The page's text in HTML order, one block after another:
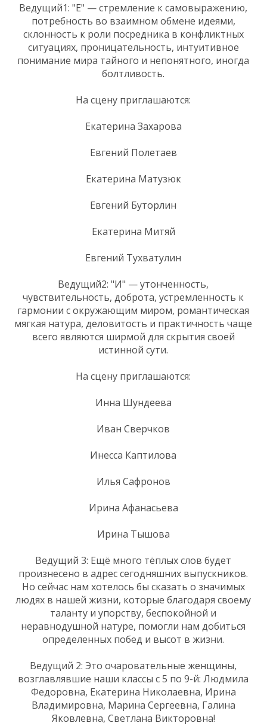
Ведущий1: "Е" — стремление к самовыражению,
потребность во взаимном обмене идеями,
склонность к роли посредника в конфликтных
ситуациях, проницательность, интуитивное
понимание мира тайного и непонятного, иногда
болтливость.
На сцену приглашаются:
Екатерина Захарова
Евгений Полетаев
Екатерина Матузюк
Евгений Буторлин
Екатерина Митяй
Евгений Тухватулин
Ведущий2: "И" — утонченность,
чувствительность, доброта, устремленность к
гармонии с окружающим миром, романтическая
мягкая натура, деловитость и практичность чаще
всего являются ширмой для скрытия своей
истинной сути.
На сцену приглашаются:
Инна Шундеева
Иван Сверчков
Инесса Каптилова
Илья Сафронов
Ирина Афанасьева
Ирина Тышова
Ведущий 3: Ещё много тёплых слов будет
произнесено в адрес сегодняшних выпускников.
Но сейчас нам хотелось бы сказать о значимых
людях в нашей жизни, которые благодаря своему
таланту и упорству, беспокойной и
неравнодушной натуре, помогли нам добиться
определенных побед и высот в жизни.
Ведущий 2: Это очаровательные женщины,
возглавлявшие наши классы с 5 по 9-й: Людмила
Федоровна, Екатерина Николаевна, Ирина
Владимировна, Марина Сергеевна, Галина
Яковлевна, Светлана Викторовна!